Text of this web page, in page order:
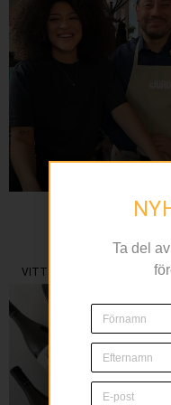
– Medelhavspuls
VITT VIN
Ta del